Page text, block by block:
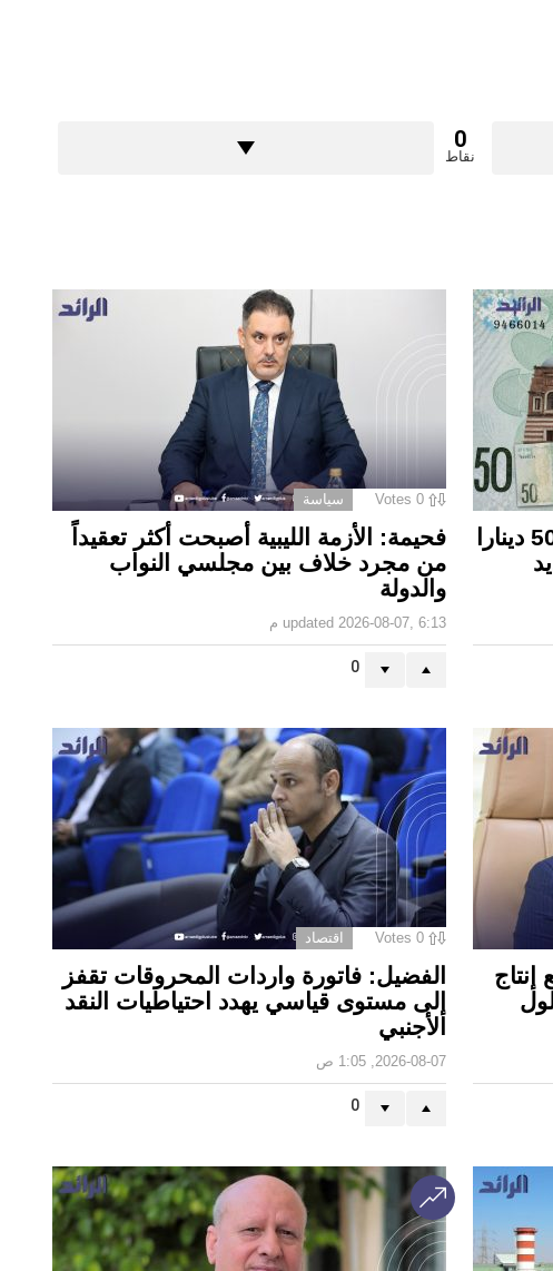
0
نقاط
بعد أكثر من عام على سحبها.. الـ50 دينارا
0
Votes سياسة
فحيمة: الأزمة الليبية أصبحت أكثر تعقيداً
من مجرد خلاف بين مجلسي النواب
والدولة
updated 2026-08-07, 6:13 م
0
لرفع إنتاج
0
Votes اقتصاد
الفضيل: فاتورة واردات المحروقات تقفز
إلى مستوى قياسي يهدد احتياطيات النقد
الأجنبي
2026-08-07, 1:05 ص
0